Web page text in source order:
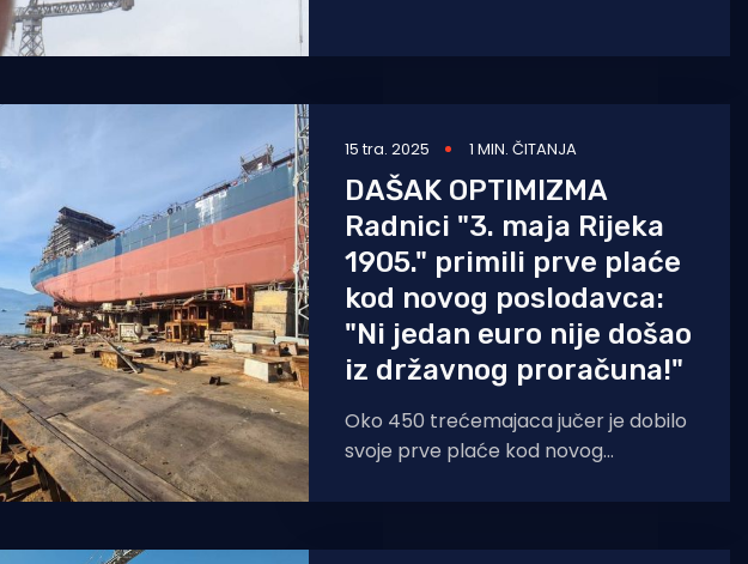
15 tra. 2025 1 MIN. ČITANJA
DAŠAK OPTIMIZMA
Radnici "3. maja Rijeka
1905." primili prve plaće
kod novog poslodavca:
"Ni jedan euro nije došao
iz državnog proračuna!"
Oko 450 trećemajaca jučer je dobilo
svoje prve plaće kod novog
je